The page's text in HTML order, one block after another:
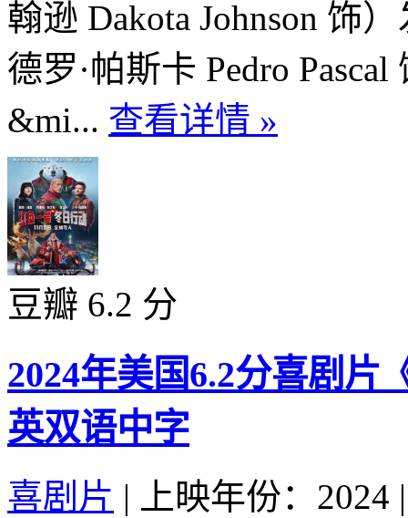
翰逊 Dakota Johnson 饰
德罗·帕斯卡 Pedro
&mi... 查看详情 »
豆瓣 6.2 分
2024年美国6.2分喜剧片
英双语中字
喜剧片 | 上映年份：2024 |